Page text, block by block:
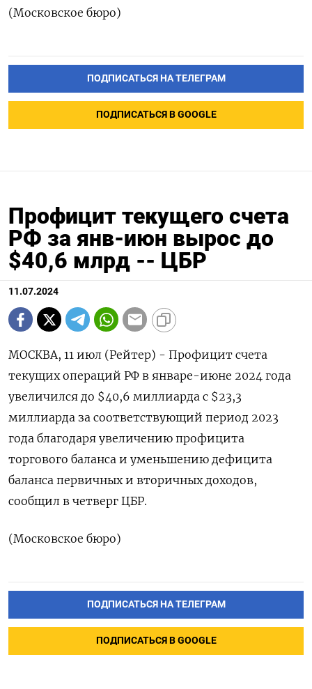
(Московское бюро)
ПОДПИСАТЬСЯ НА ТЕЛЕГРАМ
ПОДПИСАТЬСЯ В GOOGLE
Профицит текущего счета
РФ за янв-июн вырос до
$40,6 млрд -- ЦБР
11.07.2024
МОСКВА, 11 июл (Рейтер) - Профицит счета
текущих операций РФ в январе-июне 2024 года
увеличился до $40,6 миллиарда с $23,3
миллиарда за соответствующий период 2023
года благодаря увеличению профицита
торгового баланса и уменьшению дефицита
баланса первичных и вторичных доходов,
сообщил в четверг ЦБР.
(Московское бюро)
ПОДПИСАТЬСЯ НА ТЕЛЕГРАМ
ПОДПИСАТЬСЯ В GOOGLE